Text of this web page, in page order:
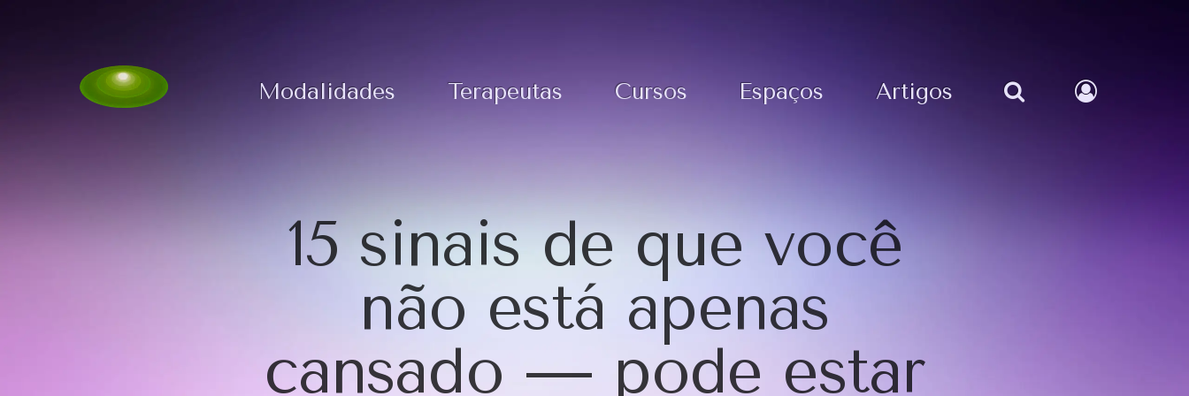
Modalidades Terapeutas Cursos Espaços Artigos
15 sinais de que você
não está apenas
cansado — pode estar